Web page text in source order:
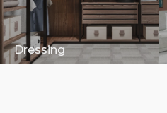
Dressing